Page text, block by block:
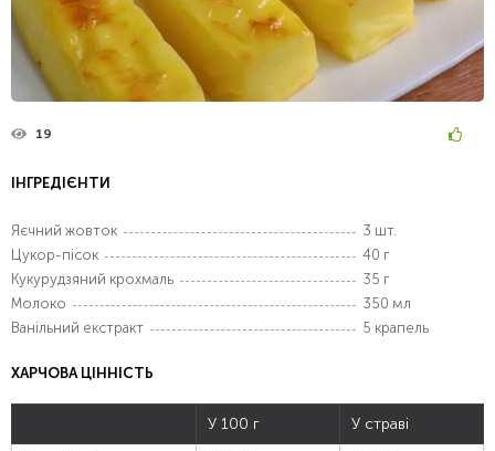
19
ІНГРЕДІЄНТИ
Яєчний жовток
3 шт.
Цукор-пісок
40 г
Кукурудзяний крохмаль
35 г
Молоко
350 мл
Ванільний екстракт
5 крапель
ХАРЧОВА ЦІННІСТЬ
У 100 г У страві